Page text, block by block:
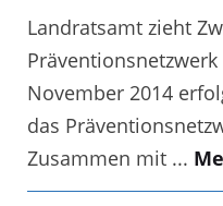
Landratsamt zieht
November 2014
das
Zusammen mit ...